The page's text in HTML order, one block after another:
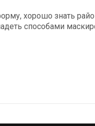
хорошо знать
способами